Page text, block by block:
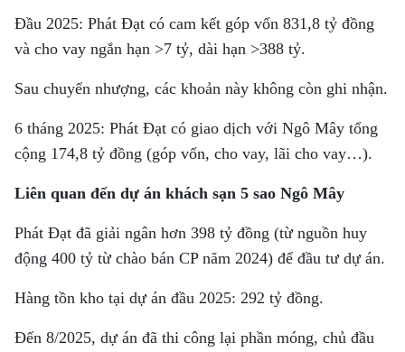
Đầu 2025: Phát Đạt có cam kết góp vốn 831,8 tỷ đồng
và cho vay ngắn hạn >7 tỷ, dài hạn >388 tỷ.
Sau chuyển nhượng, các khoản này không còn ghi nhận.
6 tháng 2025: Phát Đạt có giao dịch với Ngô Mây tổng
cộng 174,8 tỷ đồng (góp vốn, cho vay, lãi cho vay…).
Liên quan đến dự án khách sạn 5 sao Ngô Mây
Phát Đạt đã giải ngân hơn 398 tỷ đồng (từ nguồn huy
động 400 tỷ từ chào bán CP năm 2024) để đầu tư dự án.
Hàng tồn kho tại dự án đầu 2025: 292 tỷ đồng.
Đến 8/2025, dự án đã thi công lại phần móng, chủ đầu